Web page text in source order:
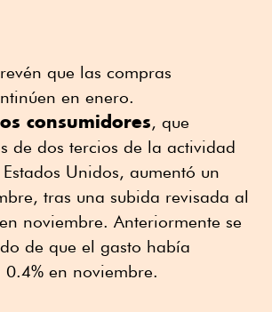
que las compras
en enero.
consumidores, que
de dos tercios de la actividad
Unidos, aumentó un
tras una subida revisada al
noviembre. Anteriormente se
de que el gasto había
en noviembre.